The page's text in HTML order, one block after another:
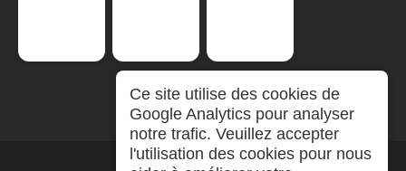
Ce site utilise des cookies de
Google Analytics pour analyser
notre trafic. Veuillez accepter
l'utilisation des cookies pour nous